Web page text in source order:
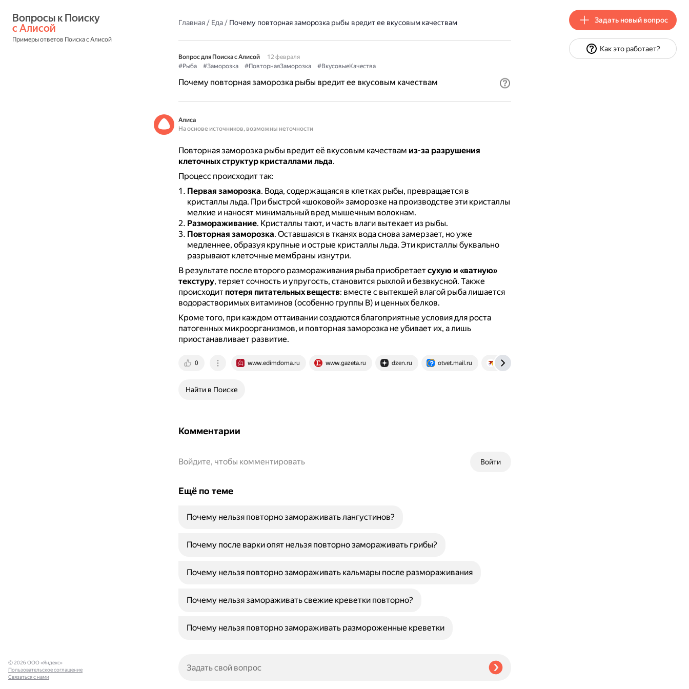
с Алисой
Примеры ответов Поиска с Алисой
Главная/ Еда/ Почему повторная заморозка рыбы вредит ее вкусовым качествам
Вопрос для Поиска с Алисой
12 февраля
#Рыба
#Заморозка #ПовторнаяЗаморозка #ВкусовыеКачества
Почему повторная заморозка рыбы вредит ее вкусовым качествам
Алиса
На основе источников, возможны неточности
Повторная заморозка рыбы вредит её вкусовым качествам из-за разрушения
клеточных структур кристаллами льда.
Процесс происходит так:
Первая заморозка. Вода, содержащаяся в клетках рыбы, превращается в
кристаллы льда. При быстрой «шоковой» заморозке на производстве эти кристаллы
мелкие и наносят минимальный вред мышечным волокнам.
Размораживание. Кристаллы тают, и часть влаги вытекает из рыбы.
Повторная заморозка. Оставшаяся в тканях вода снова замерзает, но уже
медленнее, образуя крупные и острые кристаллы льда. Эти кристаллы буквально
разрывают клеточные мембраны изнутри.
В результате после второго размораживания рыба приобретаетсухую и «ватную»
текстуру, теряет сочность и упругость, становится рыхлой и безвкусной. Также
происходит потеря питательных веществ: вместе с вытекшей влагой рыба лишается
водорастворимых витаминов (особенно группы B) и ценных белков.
Кроме того, при каждом оттаивании создаются благоприятные условия для роста
патогенных микроорганизмов, и повторная заморозка не убивает их, а лишь
приостанавливает развитие.
0 www.edimdoma.ru www.gazeta.ru dzen.ru otvet.mail.ru www.kp.ru
Найти в Поиске
Комментарии
Войти
Войдите, чтобы комментировать
Ещё по теме
Почему нельзя повторно замораживать лангустинов?
Почему после варки опят нельзя повторно замораживать грибы?
Почему нельзя повторно замораживать кальмары после размораживания
Почему нельзя замораживать свежие креветки повторно?
Почему нельзя повторно замораживать размороженные креветки
© 2026 ООО «Яндекс»
Пользовательское соглашение
Связаться с нами
Задать новый вопрос
Как это работает?